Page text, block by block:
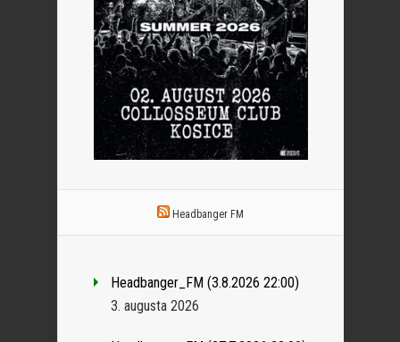
Headbanger FM
Headbanger_FM (3.8.2026 22:00)
3. augusta 2026